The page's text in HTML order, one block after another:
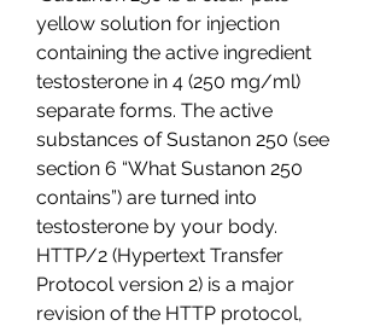
yellow solution for injection
containing the active ingredient
testosterone in 4 (250 mg/ml)
separate forms. The active
substances of Sustanon 250 (see
section 6 “What Sustanon 250
contains”) are turned into
testosterone by your body.
HTTP/2 (Hypertext Transfer
Protocol version 2) is a major
revision of the HTTP protocol,